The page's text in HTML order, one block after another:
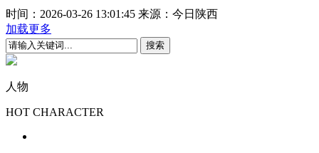
时间：2026-03-26 13:01:45 来源：今日陕西
加载更多
人物
HOT CHARACTER